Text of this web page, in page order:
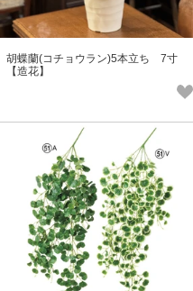
胡蝶蘭(コチョウラン)5本立ち 7寸
【造花】